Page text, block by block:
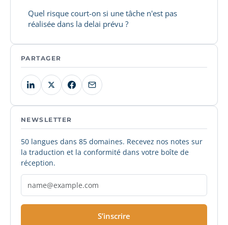
Quel risque court-on si une tâche n'est pas
réalisée dans la delai prévu ?
PARTAGER
NEWSLETTER
50 langues dans 85 domaines. Recevez nos notes sur
la traduction et la conformité dans votre boîte de
réception.
S’inscrire